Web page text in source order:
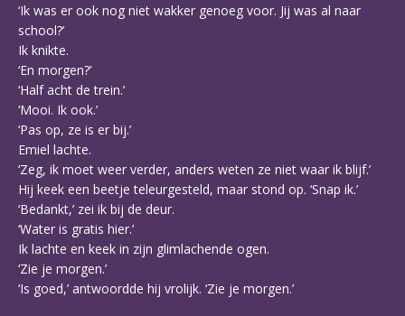
‘Ik was er ook nog niet wakker genoeg voor. Jij was al naar
school?’
Ik knikte.
‘En morgen?’
‘Half acht de trein.’
‘Mooi. Ik ook.’
‘Pas op, ze is er bij.’
Emiel lachte.
‘Zeg, ik moet weer verder, anders weten ze niet waar ik blijf.’
Hij keek een beetje teleurgesteld, maar stond op. ‘Snap ik.’
‘Bedankt,’ zei ik bij de deur.
‘Water is gratis hier.’
Ik lachte en keek in zijn glimlachende ogen.
‘Zie je morgen.’
‘Is goed,’ antwoordde hij vrolijk. ‘Zie je morgen.’